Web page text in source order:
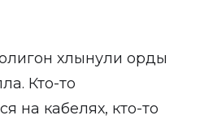
хлынули орды
Кто-то
на кабелях, кто-то